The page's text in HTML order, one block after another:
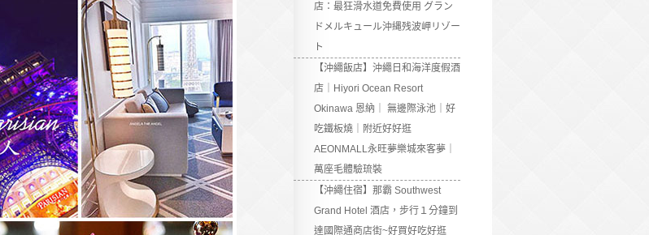
店：最狂滑水道免費使用 グラン
ドメルキュール沖縄残波岬リゾー
ト
【沖繩飯店】沖繩日和海洋度假酒
店｜Hiyori Ocean Resort
Okinawa 恩納｜ 無邊際泳池｜好
吃鐵板燒｜附近好好逛
AEONMALL永旺夢樂城來客夢｜
萬座毛體驗琉裝
【沖繩住宿】那霸 Southwest
Grand Hotel 酒店，步行１分鐘到
達國際通商店街~好買好吃好逛